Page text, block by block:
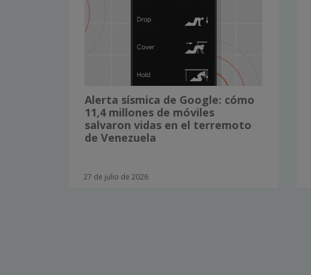
Alerta sísmica de Google: cómo
11,4 millones de móviles
salvaron vidas en el terremoto
de Venezuela
27 de julio de 2026